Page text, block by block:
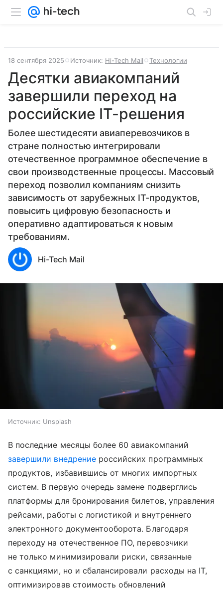
18 сентября 2025 Источник: Hi-Tech Mail Технологии
Десятки авиакомпаний
завершили переход на
российские IT-решения
Более шестидесяти авиаперевозчиков в
стране полностью интегрировали
отечественное программное обеспечение в
свои производственные процессы. Массовый
переход позволил компаниям снизить
зависимость от зарубежных IT-продуктов,
повысить цифровую безопасность и
оперативно адаптироваться к новым
требованиям.
Hi-Tech Mail
Источник: Unsplash
В последние месяцы более 60 авиакомпаний
завершили внедрениероссийских программных
продуктов, избавившись от многих импортных
систем. В первую очередь замене подверглись
платформы для бронирования билетов, управления
рейсами, работы с логистикой и внутреннего
электронного документооборота. Благодаря
переходу на отечественное ПО, перевозчики
не только минимизировали риски, связанные
с санкциями, но и сбалансировали расходы на IT,
оптимизировав стоимость обновлений